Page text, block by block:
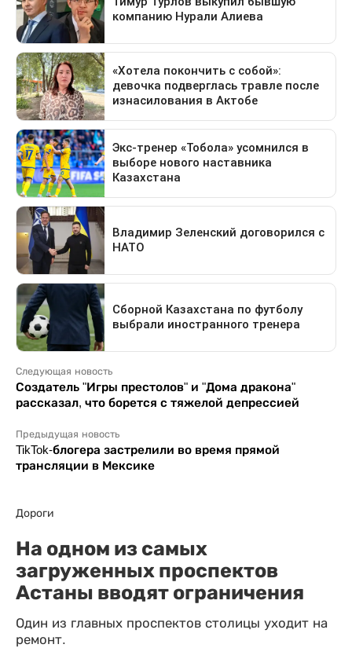
Следующая новость
Создатель "Игры престолов" и "Дома дракона"
рассказал, что борется с тяжелой депрессией
Предыдущая новость
TikTok-блогера застрелили во время прямой
трансляции в Мексике
Дороги
На одном из самых
загруженных проспектов
Астаны вводят ограничения
Один из главных проспектов столицы уходит на
ремонт.